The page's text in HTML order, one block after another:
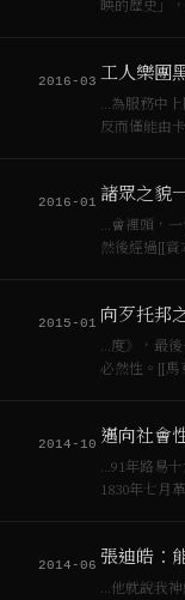
映的歷史」
假的問題，…
2016-03 工人樂團
…為服務中上
反而僅能由
勢者用自己
2016-01 諸眾之貌
…會裡頭，一
然後經過[[
出的時候，…
2015-01 向歹托邦
…度》，最
必然性。[[馬
主義]]”一詞
2014-10
…91年路易
1830年七月
資產階級聯…
2014-06 張迪皓：
…他就說我